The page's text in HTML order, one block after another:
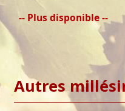
-- Plus disponible --
Autres